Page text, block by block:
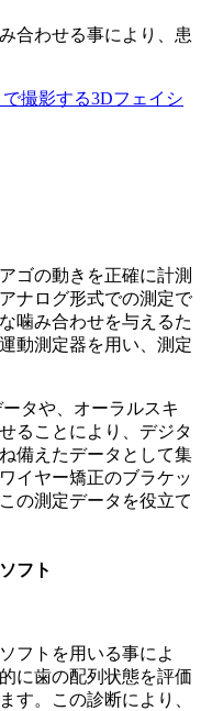
合わせる事により、患
撮影する3Dフェイシ
ゴの動きを正確に計測
ナログ形式での測定で
噛み合わせを与えるた
動測定器を用い、測定
タや、オーラルスキ
ることにより、デジタ
備えたデータとして集
イヤー矯正のブラケッ
の測定データを役立て
フト
フトを用いる事によ
に歯の配列状態を評価
す。この診断により、